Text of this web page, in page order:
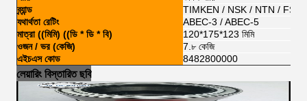
ব্র্যান্ড
TIMKEN / NSK / NTN /
যথার্থতা রেটিং
ABEC-3 / ABEC-5
মাত্রা ((মিমি) ((ডি * ডি * বি)
120*175*123 মিমি
ওজন / ভর (কেজি)
7.৮ কেজি
এইচএস কোড
8482800000
লেয়ারিং বিস্তারিত ছবি